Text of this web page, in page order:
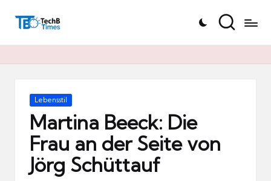
T
h
Posted
Lebensstil
Martina Beeck: Die
Frau an der Seite von
Jörg Schüttauf